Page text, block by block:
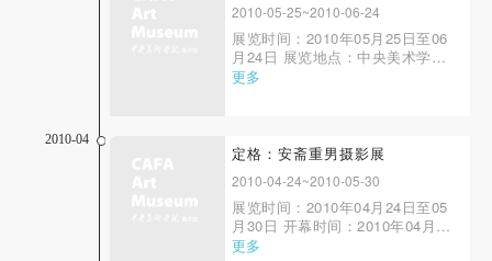
2010-05-25~2010-06-24
展览时间：2010年05月25日至06
月24日 展览地点：中央美术学院
美术馆4F 主办单位：中央美术学
更多
2010-04
定格：安斋重男摄影展
2010-04-24~2010-05-30
展览时间：2010年04月24日至05
月30日 开幕时间：2010年04月24
日10：00 展览地点：中央美术学
更多